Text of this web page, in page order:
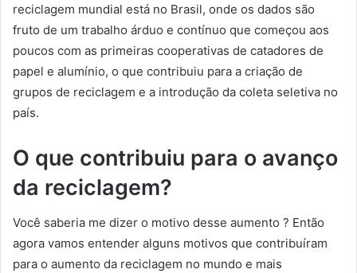
reciclagem mundial está no Brasil, onde os dados são
fruto de um trabalho árduo e contínuo que começou aos
poucos com as primeiras cooperativas de catadores de
papel e alumínio, o que contribuiu para a criação de
grupos de reciclagem e a introdução da coleta seletiva no
país.
O que contribuiu para o avanço
da reciclagem?
Você saberia me dizer o motivo desse aumento ? Então
agora vamos entender alguns motivos que contribuíram
para o aumento da reciclagem no mundo e mais